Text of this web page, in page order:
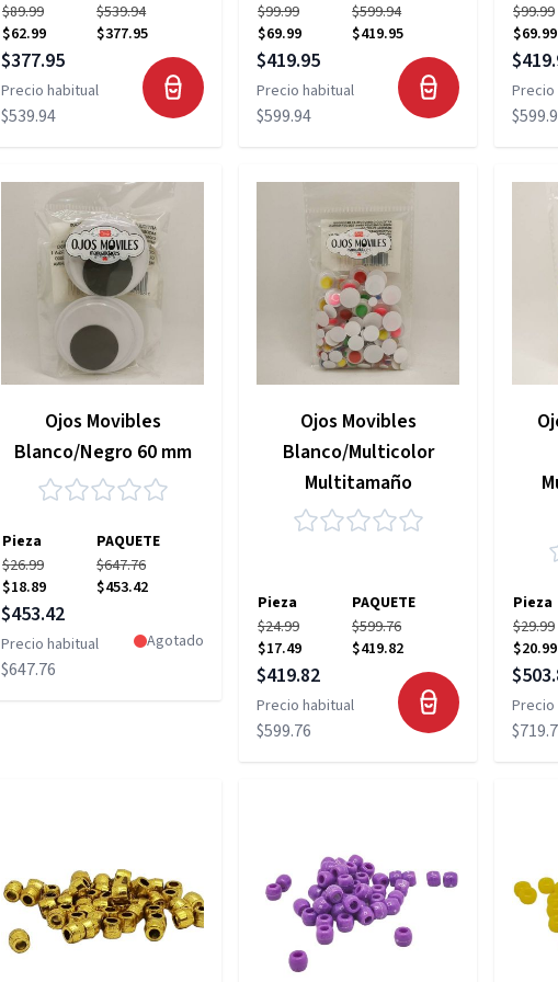
$89.99
$62.99
$539.94
$377.95
Precio especial
$377.95
Precio habitual
$539.94
$99.99
$69.99
$599.94
$419.95
Precio especial
$419.95
Precio habitual
$599.94
$99.99
$69.99
Ojos Movibles
Blanco/Negro 60 mm
Pieza
PAQUETE
$26.99
$18.89
$647.76
$453.42
Precio especial
$453.42
Precio habitual
$647.76
Agotado
Ojos Movibles
Blanco/Multicolor
Multitamaño
Pieza
PAQUETE
$24.99
$17.49
$599.76
$419.82
Precio especial
$419.82
Precio habitual
$599.76
Pieza
$29.99
$20.99